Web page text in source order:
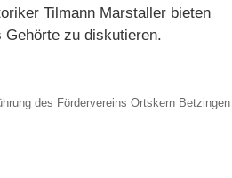
Tilmann Marstaller bieten
Gehörte zu diskutieren.
des Fördervereins Ortskern